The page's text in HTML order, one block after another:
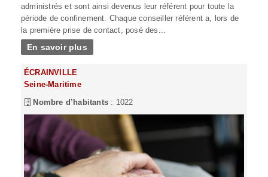
administrés et sont ainsi devenus leur référent pour toute la
période de confinement. Chaque conseiller référent a, lors de
la première prise de contact, posé des...
En savoir plus
ÉCRAINVILLE
Seine-Maritime
Nombre d’habitants : 1022